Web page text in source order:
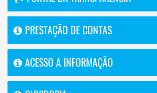
PRESTAÇÃO DE CONTAS
ACESSO A INFORMAÇÃO